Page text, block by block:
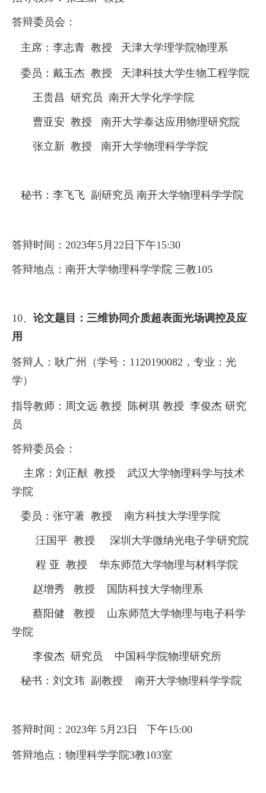
答辩委员会：
主席： 李志青 教授 天津大学理学院物理系
委员 ：戴玉杰 教授 天津科技大学生物工程学院
王贵昌 研究员 南开大学化学学院
曹亚安 教授 南开大学泰达应用物理研究 院
张立新 教授 南开大学物理科学学院
秘书： 李飞飞 副研究员 南开大学物理科学学院
答辩时间： 2023年5月 22 日下午15:30
答辩地点： 南开大学物理科学学院 三教105
10、 论文题目： 三维协同介质超表面光场调控及应
用
答辩人： 耿广州 （学号： 1120190082 ，专业：光
学）
指导教师： 周文远 教授 陈树琪 教授 李俊杰 研究
员
答辩委员会：
主席：刘正猷 教授 武汉大学物理科学与技术
学院
委员 ： 张守著 教授 南方科技大学理学院
汪国平 教授 深圳大学微纳光电子学研究院
程 亚 教授 华东师范大学物理与材料学院
赵增秀 教授 国防科技大学物理系
蔡阳健 教授
山东师范大学物理与电子科学
学院
李俊杰 研究员 中国科学院物理研究所
秘书：刘文玮 副教授 南开大学物理科学学院
答辩时间： 2023年 5月 23 日 下午15:00
答辩地点：物理科学学院3教103室